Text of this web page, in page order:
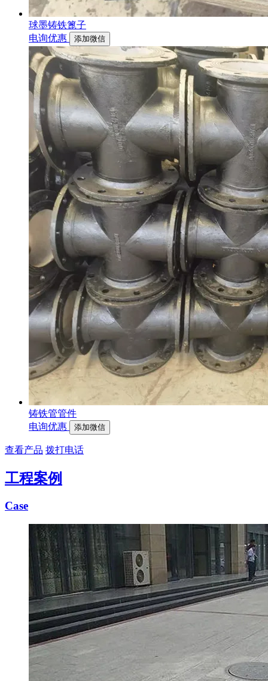
球墨铸铁篦子
电询优惠
添加微信
铸铁管管件
电询优惠
添加微信
查看产品 拨打电话
工程案例
Case